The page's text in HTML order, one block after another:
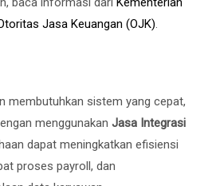
Jasa Keuangan (OJK).
membutuhkan sistem yang cepat,
menggunakan Jasa Integrasi
dapat meningkatkan efisiensi
proses payroll, dan